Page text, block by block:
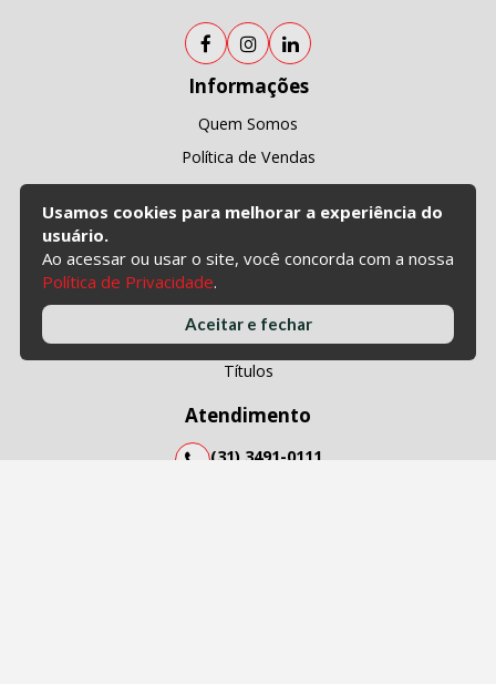
Usamos cookies para melhorar a experiência do
usuário.
Ao acessar ou usar o site, você concorda com a nossa
Política de Privacidade.
Aceitar e fechar
Informações
Quem Somos
Política de Vendas
Dúvidas Frequentes
Política de Privacidade
Minha Conta
Pedidos
Notas Fiscais
Títulos
Atendimento
(31) 3491-0111